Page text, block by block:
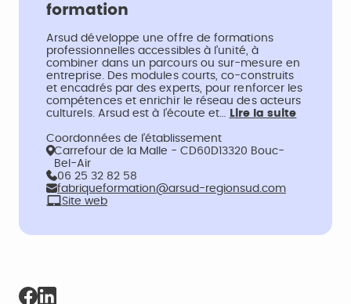
formation
Arsud développe une offre de formations
professionnelles accessibles à l’unité, à
combiner dans un parcours ou sur-mesure en
entreprise. Des modules courts, co-construits
et encadrés par des experts, pour renforcer les
compétences et enrichir le réseau des acteurs
culturels. Arsud est à l’écoute et… Lire la suite
Coordonnées de l’établissement
Carrefour de la Malle - CD60D13320 Bouc-
Bel-Air
06 25 32 82 58
fabriqueformation@arsud-regionsud.com
Site web